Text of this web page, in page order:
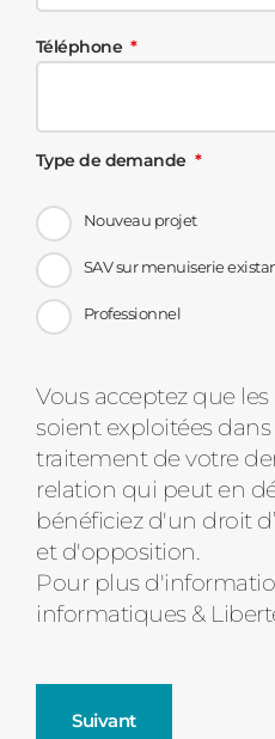
Téléphone
Type de demande
Nouveau projet
SAV sur menuiserie
Professionnel
Message
d'état
Vous acceptez que
soient exploitées
traitement de votre
relation qui peut en
bénéficiez d'un droit
et d'opposition.
Pour plus
informatiques &
Suivant